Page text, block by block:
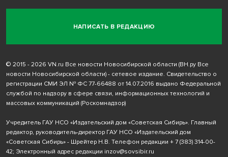
НАПИСАТЬ В РЕДАКЦИЮ
© 2015 - 2026 VN.ru Все новости Новосибирской области (ВН.ру Все
новости Новосибирской области) - сетевое издание. Свидетельство о
регистрации СМИ ЭЛ № ФС 77-66488 от 14.07.2016 выдано Федеральной
службой по надзору в сфере связи, информационных технологий и
массовых коммуникаций (Роскомнадзор)
Учредитель ГАУ НСО «Издательский дом «Советская Сибирь». Главный
редактор, руководитель-директор ГАУ НСО «Издательский дом
«Советская Сибирь» - Шрейтер Н.В. Телефон редакции + 7 (383) 314-00-
42; Электронный адрес редакции inzov@sovsibir.ru